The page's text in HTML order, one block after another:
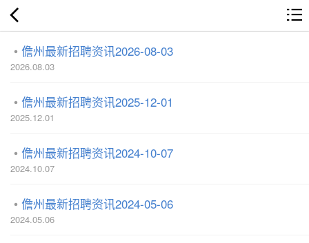
儋州最新招聘资讯2026-08-03
2026.08.03
儋州最新招聘资讯2025-12-01
2025.12.01
儋州最新招聘资讯2024-10-07
2024.10.07
儋州最新招聘资讯2024-05-06
2024.05.06